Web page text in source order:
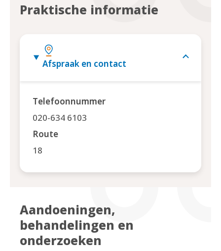
Praktische informatie
Afspraak en contact
Telefoonnummer
020-634 6103
Route
18
Aandoeningen,
behandelingen en
onderzoeken